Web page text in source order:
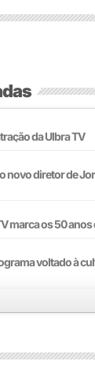
da Ulbra TV
novo diretor de
marca os 50 anos
voltado à